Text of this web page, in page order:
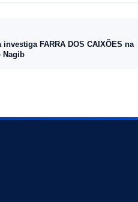
Post
FARRA DOS CAIXÕES na
Nagib